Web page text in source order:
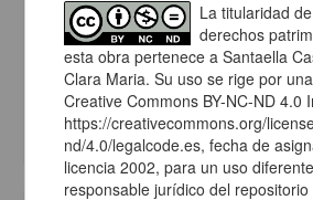
La administración de propiedad en
el Distrito Federal
Barrios Fletes, Gerardo
Ciencias Sociales y Económicas
La titularidad
derechos
esta obra pertenece a Santaella
Clara Maria. Su uso se rige por
Creative Commons BY-NC-ND 4.0
https://creativecommons.org/
nd/4.0/legalcode.es, fecha de
licencia 2002, para un uso
responsable jurídico del repositorio